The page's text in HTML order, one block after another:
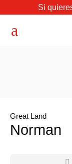
Si
a
Great Land
Norman
